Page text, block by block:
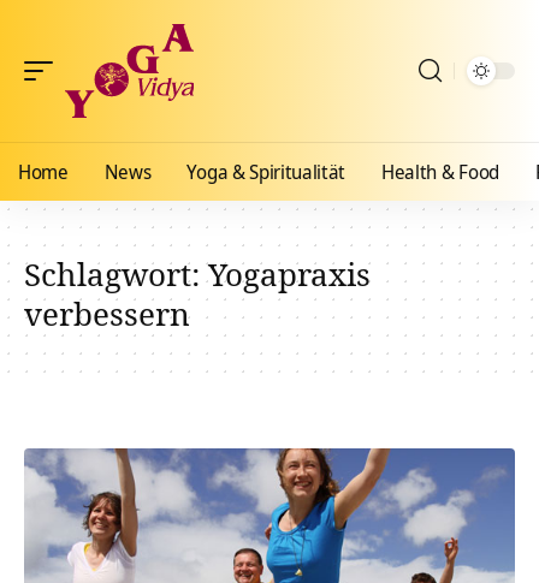
Home News Yoga & Spiritualität Health & Food
Schlagwort:Yogapraxis
verbessern